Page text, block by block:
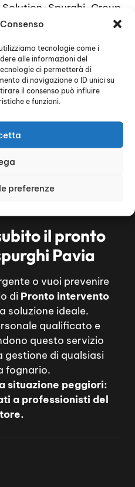
tecnologie come i
alle informazioni del
ci permetterà di
di navigazione o ID unici su
il consenso può influire
e funzioni.
preferenze
Spurghi-Group
concorrenziali rispetto
pronti ad ascoltare e
del cliente.
il pronto
Pavia
o vuoi prevenire
di Pronto intervento
soluzione ideale.
qualificato e
questo servizio
gestione di qualsiasi
fognario.
situazione peggiori:
a professionisti del